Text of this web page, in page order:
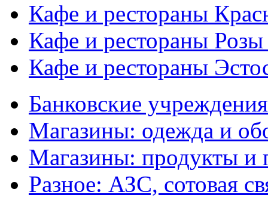
Кафе и рестораны
Кафе и рестораны
Кафе и рестораны
Банковские учреждения
Магазины: одежда и
Магазины: продукты и
Разное: АЗС, сотовая